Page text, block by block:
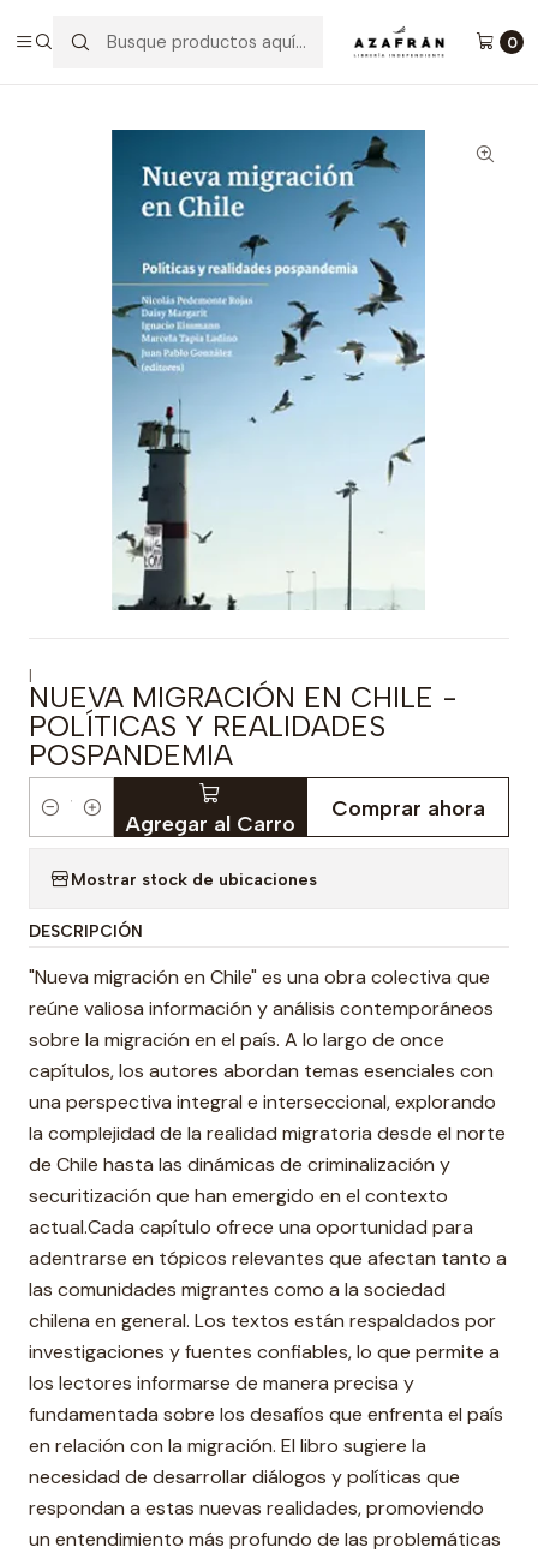
0
Ciencias Sociales
Nueva Migración En Chile - Políticas Y Realidades
Pospandemia
|
NUEVA MIGRACIÓN EN CHILE -
POLÍTICAS Y REALIDADES
POSPANDEMIA
Cantidad Agregar al Carro
Comprar ahora
Mostrar stock de ubicaciones
DESCRIPCIÓN
"Nueva migración en Chile" es una obra colectiva que
reúne valiosa información y análisis contemporáneos
sobre la migración en el país. A lo largo de once
capítulos, los autores abordan temas esenciales con
una perspectiva integral e interseccional, explorando
la complejidad de la realidad migratoria desde el norte
de Chile hasta las dinámicas de criminalización y
securitización que han emergido en el contexto
actual.Cada capítulo ofrece una oportunidad para
adentrarse en tópicos relevantes que afectan tanto a
las comunidades migrantes como a la sociedad
chilena en general. Los textos están respaldados por
investigaciones y fuentes confiables, lo que permite a
los lectores informarse de manera precisa y
fundamentada sobre los desafíos que enfrenta el país
en relación con la migración. El libro sugiere la
necesidad de desarrollar diálogos y políticas que
respondan a estas nuevas realidades, promoviendo
un entendimiento más profundo de las problemáticas